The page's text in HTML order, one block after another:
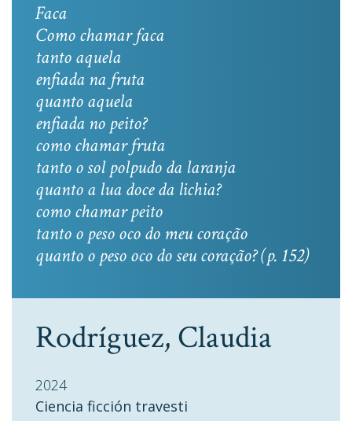
Faca
Como chamar faca
tanto aquela
enfiada na fruta
quanto aquela
enfiada no peito?
como chamar fruta
tanto o sol polpudo da laranja
quanto a lua doce da lichia?
como chamar peito
tanto o peso oco do meu coração
quanto o peso oco do seu coração? (p. 152)
Rodríguez, Claudia
2024
Ciencia ficción travesti